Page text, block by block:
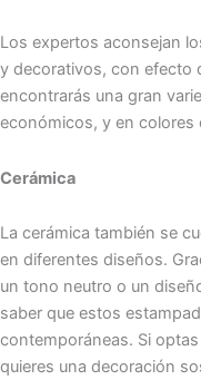
Los expertos aconsejan
y decorativos, con efecto
encontrarás una gran
económicos, y en
Cerámica
La cerámica también se
en diferentes diseños.
un tono neutro o un
saber que estos
contemporáneas. Si
quieres una decoración